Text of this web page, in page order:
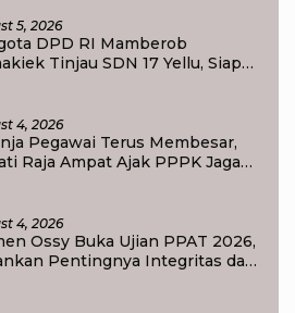
5, 2026
DPD RI Mamberob
Tinjau SDN 17 Yellu, Siap
4, 2026
Pegawai Terus Membesar,
Raja Ampat Ajak PPPK Jaga
4, 2026
Ossy Buka Ujian PPAT 2026,
Pentingnya Integritas dan